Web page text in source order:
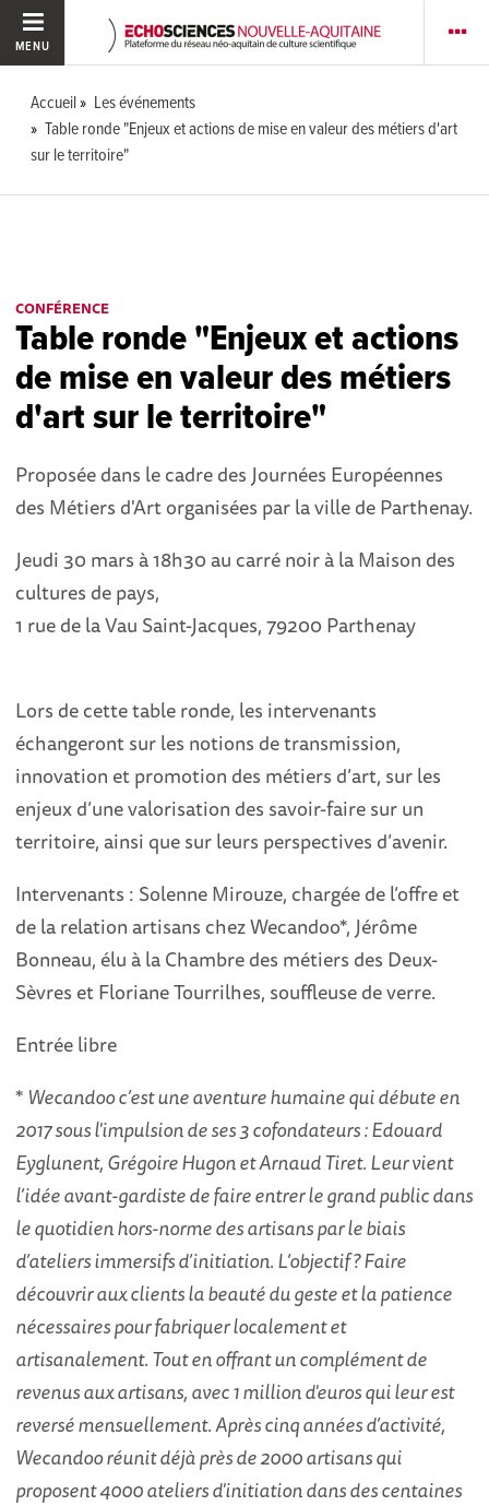
MENU
Accueil
Les événements
Table ronde "Enjeux et actions de mise en valeur des métiers d'art
sur le territoire"
CONFÉRENCE
Table ronde "Enjeux et actions
de mise en valeur des métiers
d'art sur le territoire"
Proposée dans le cadre des Journées Européennes
des Métiers d'Art organisées par la ville de Parthenay.
Jeudi 30 mars à 18h30au carré noir à la Maison des
cultures de pays,
1 rue de la Vau Saint-Jacques, 79200 Parthenay
Lors de cette table ronde, les intervenants
échangeront sur les notions de transmission,
innovation et promotion des métiers d’art, sur les
enjeux d’une valorisation des savoir-faire sur un
territoire,ainsi que sur leurs perspectives d’avenir.
Intervenants : Solenne Mirouze, chargée de l’offre et
de la relation artisans chezWecandoo*, Jérôme
Bonneau, élu à la Chambre des métiers des Deux-
Sèvres et Floriane Tourrilhes, souffleuse de verre.
Entrée libre
* Wecandoo c’est une aventure humaine qui débute en
2017 sous l'impulsion de ses 3 cofondateurs : Edouard
Eyglunent, Grégoire Hugon et Arnaud Tiret. Leur vient
l’idée avant-gardiste de faire entrer le grand public dans
le quotidien hors-norme des artisans par le biais
d’ateliers immersifs d’initiation. L’objectif ? Faire
découvrir aux clients la beauté du geste et la patience
nécessaires pour fabriquer localement et
artisanalement. Tout en offrant un complément de
revenus aux artisans, avec 1 million d'euros qui leur est
reversé mensuellement. Après cinq années d’activité,
Wecandoo réunit déjà près de 2000 artisans qui
proposent 4000 ateliers d'initiation dans des centaines